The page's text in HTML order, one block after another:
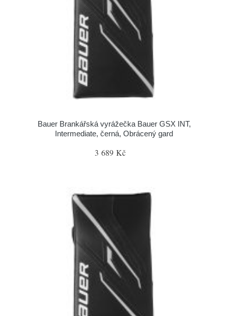
Bauer Brankářská vyrážečka Bauer GSX INT,
Intermediate, černá, Obrácený gard
3 689 Kč